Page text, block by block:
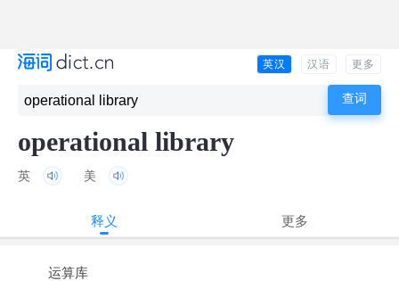
英汉 汉语 更多
operational library
英 美
释义 更多
运算库